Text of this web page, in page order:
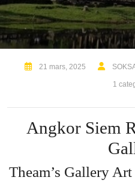
21 mars, 2025
1
Angkor Siem
Theam’s Gallery